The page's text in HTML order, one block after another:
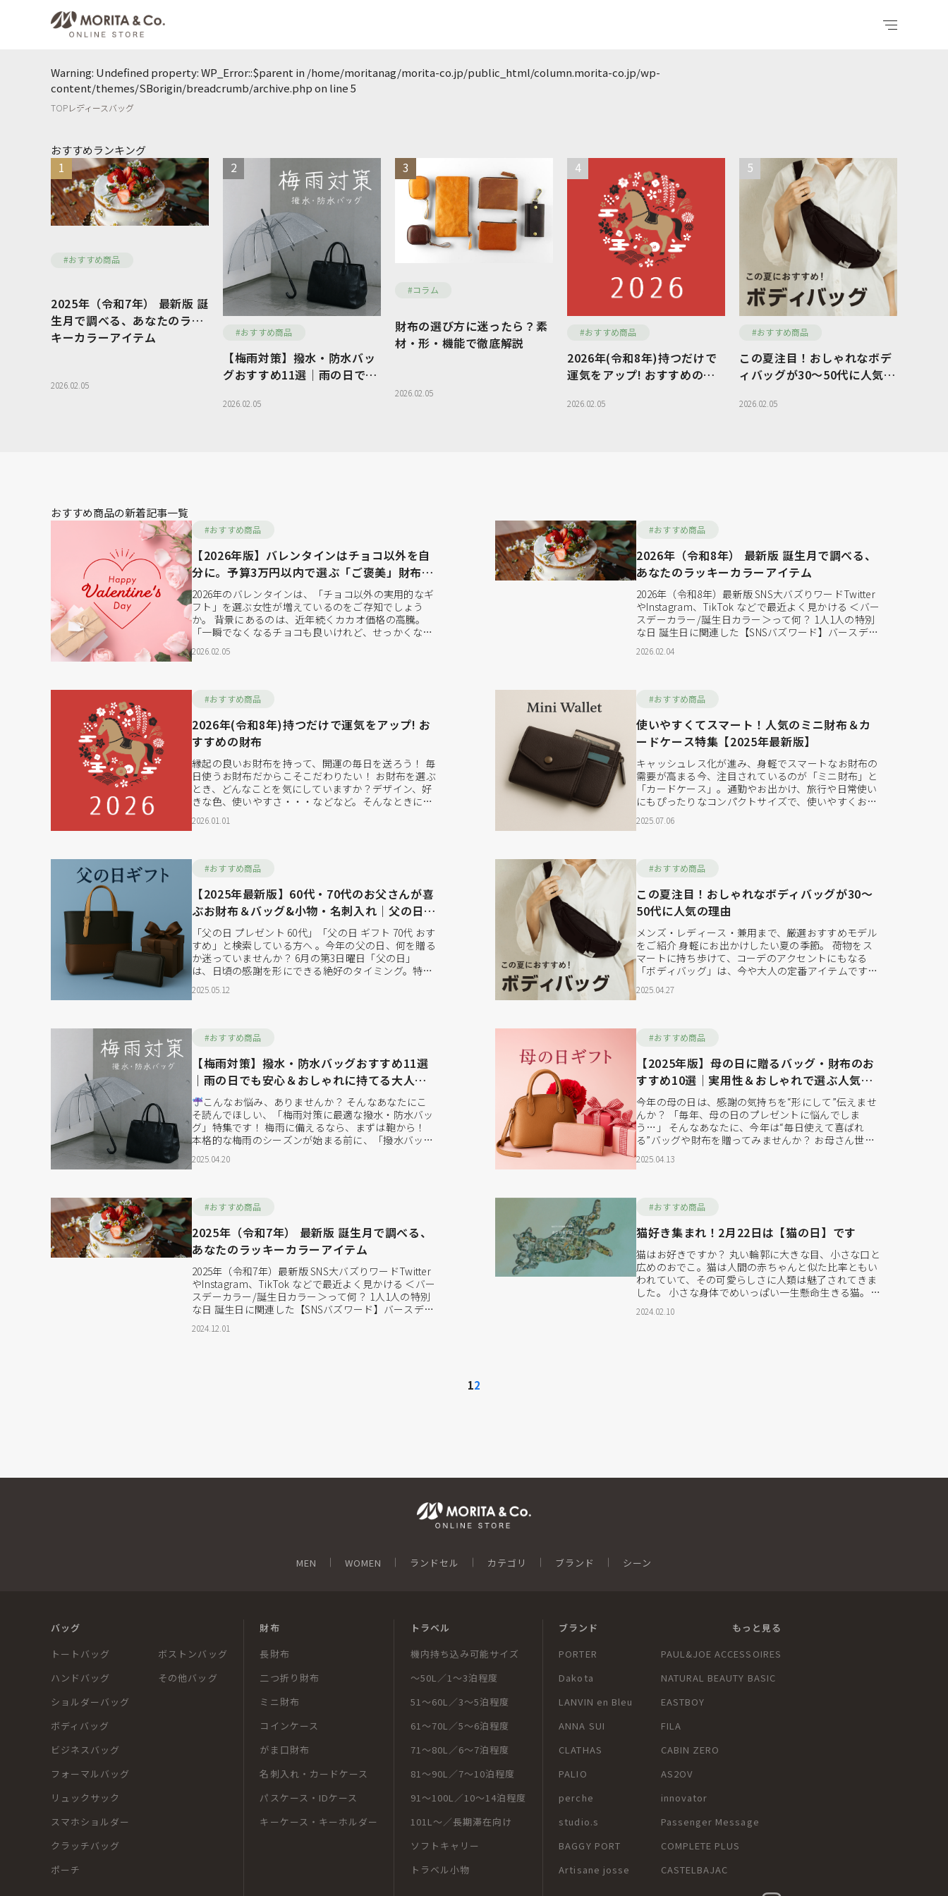
WOMEN MEN OTHERS
ハンドバッグ
ビジネスバッグ フォーマルバッグ
がま口財布 パスケース・IDケース
キーケース・キーホルダー
ブランドから探す
Warning: Undefined property: WP_Error::$parent in /home/moritanag/morita-co.jp/public_html/column.morita-co.jp/wp-
content/themes/SBorigin/breadcrumb/archive.phpon line5
TOPレディースバッグ
おすすめランキング
1
#おすすめ商品
2025年（令和7年） 最新版 誕
生月で調べる、あなたのラッ
キーカラーアイテム
2026.02.05
2
#おすすめ商品
【梅雨対策】撥水・防水バッ
グおすすめ11選｜雨の日でも
バッグ
2026.02.05
3
#コラム
財布の選び方に迷ったら？素
材・形・機能で徹底解説
2026.02.05
4
#おすすめ商品
2026年(令和8年)持つだけで
運気をアップ! おすすめの財
2026.02.05
5
#おすすめ商品
この夏注目！おしゃれなボデ
ィバッグが30〜50代に人気の
2026.02.05
おすすめ商品の新着記事一覧
#おすすめ商品
【2026年版】バレンタインはチョコ以外を自
分に。予算3万円以内で選ぶ「ご褒美」財布＆
バッグ特集
2026年のバレンタインは、「チョコ以外の実用的なギ
フト」を選ぶ女性が増えているのをご存知でしょう
か。 背景にあるのは、近年続くカカオ価格の高騰。
「一瞬でなくなるチョコも良いけれど、せっかくなら
毎日使えるものにお金をかけたい」と考える方が増え
ています。 特に注目されているのが、バッグや財布と
ています。...
2026.02.05
#おすすめ商品
2026年（令和8年） 最新版 誕生月で調べる、
あなたのラッキーカラーアイテム
2026年（令和8年）最新版 SNS大バズりワードTwitter
やInstagram、TikTok などで最近よく見かける ＜バー
スデーカラー/誕生日カラー＞って何？ 1人1人の特別
な日 誕生日に関連した【SNSバズワード】バースデー
カラーについて、調べてみました。 同じ月に生まれた
人は似たところがあるようです。 今回は月ごとに特集
2026.02.04
#おすすめ商品
2026年(令和8年)持つだけで運気をアップ! お
すすめの財布
縁起の良いお財布を持って、開運の毎日を送ろう！ 毎
日使うお財布だからこそこだわりたい！ お財布を選ぶ
とき、どんなことを気にしていますか？デザイン、好
きな色、使いやすさ・・・などなど。そんなときに運
気が上がる色にも注目すると、さらに幸せな毎日を送
れるかもしれません。そこで、今回は運気の上がるお
は？ お...
2026.01.01
#おすすめ商品
使いやすくてスマート！人気のミニ財布＆カ
ードケース特集【2025年最新版】
キャッシュレス化が進み、身軽でスマートなお財布の
需要が高まる今、注目されているのが「ミニ財布」と
「カードケース」。通勤やお出かけ、旅行や日常使い
にもぴったりなコンパクトサイズで、使いやすくおし
ゃれなアイテムが続々と登場しています。 この記事で
は、ミニ財布の魅力や選び方、おすすめのアイテムを
財布の魅力と...
2025.07.06
#おすすめ商品
【2025年最新版】60代・70代のお父さんが喜
ぶお財布＆バッグ&小物・名刺入れ｜父の日ギ
フトおすすめ
「父の日 プレゼント 60代」「父の日 ギフト 70代 おす
すめ」と検索している方へ 。今年の父の日、何を贈る
か迷っていませんか？ 6月の第3日曜日「父の日」
は、日頃の感謝を形にできる絶好のタイミング。特に
60代・70代のお父さんは、健康にも気を遣いながら、
まだまだアクティブに人生を楽しんでいる方も多い世
2025.05.12
#おすすめ商品
この夏注目！おしゃれなボディバッグが30〜
50代に人気の理由
メンズ・レディース・兼用まで、厳選おすすめモデル
をご紹介 身軽にお出かけしたい夏の季節。 荷物をス
マートに持ち歩けて、コーデのアクセントにもなる
「ボディバッグ」は、今や大人の定番アイテムです。
特に近年は、メンズ・レディース問わず30代・40代・
50代の大人世代に人気が急上昇中。カジュアルになり
れで機...
2025.04.27
#おすすめ商品
【梅雨対策】撥水・防水バッグおすすめ11選
｜雨の日でも安心＆おしゃれに持てる大人バ
ッグこんなお悩み、ありませんか？ そんなあなたにこ
そ読んでほしい、「梅雨対策に最適な撥水・防水バッ
グ」特集です！ 梅雨に備えるなら、まずは鞄から！
本格的な梅雨のシーズンが始まる前に、「撥水バッ
グ」や「防水バッグ」をしっかり準備することが大
切。傘だけでは守りきれない大切なバッグ。雨の日で
ど...
2025.04.20
#おすすめ商品
【2025年版】母の日に贈るバッグ・財布のお
すすめ10選｜実用性＆おしゃれで選ぶ人気ギ
フト
今年の母の日は、感謝の気持ちを“形にして”伝えませ
んか？ 「毎年、母の日のプレゼントに悩んでしま
う…」 そんなあなたに、今年は“毎日使えて喜ばれ
る”バッグや財布を贈ってみませんか？ お母さん世代
に人気なのは、軽くて持ちやすいバッグや、使いやす
い長財布・ミニ財布といった“実用性×デザイン性”の
紹介します...
2025.04.13
#おすすめ商品
2025年（令和7年） 最新版 誕生月で調べる、
あなたのラッキーカラーアイテム
2025年（令和7年）最新版 SNS大バズりワードTwitter
やInstagram、TikTok などで最近よく見かける ＜バー
スデーカラー/誕生日カラー＞って何？ 1人1人の特別
な日 誕生日に関連した【SNSバズワード】バースデー
カラーについて、調べてみました。 同じ月に生まれた
人は似たところがあるようです。 今回は月ごとに特集
2024.12.01
#おすすめ商品
猫好き集まれ！2月22日は【猫の日】です
猫はお好きですか？ 丸い輪郭に大きな目、小さな口と
広めのおでこ。猫は人間の赤ちゃんと似た比率ともい
われていて、その可愛らしさに人類は魅了されてきま
した。 小さな身体でめいっぱい一生懸命生きる猫。猫
は、毎日を生きるための癒しと活力を分けてくれるよ
うな存在です。 そんな猫の魅力に包まれたい！ 盛田
2024.02.10
12
MEN WOMEN ランドセル カテゴリ ブランド シーン
バッグ
トートバッグ
ハンドバッグ
ショルダーバッグ
ボディバッグ
ビジネスバッグ
フォーマルバッグ
リュックサック
スマホショルダー
クラッチバッグ
ポーチ
ボストンバッグ
その他バッグ
財布
長財布
二つ折り財布
ミニ財布
コインケース
がま口財布
名刺入れ・カードケース
パスケース・IDケース
キーケース・キーホルダー
トラベル
機内持ち込み可能サイズ
～50L／1～3泊程度
51～60L／3～5泊程度
61～70L／5～6泊程度
71～80L／6～7泊程度
81～90L／7～10泊程度
91～100L／10～14泊程度
101L～／長期滞在向け
ソフトキャリー
トラベル小物
ブランド
PORTER
PAUL&JOE ACCESSOIRES
Dakota
NATURAL BEAUTY BASIC
LANVIN en Bleu
EASTBOY
ANNA SUI
FILA
CLATHAS
CABIN ZERO
PALIO
AS2OV
perche
innovator
studio.s
Passenger Message
BAGGY PORT
COMPLETE PLUS
Artisane josse
CASTELBAJAC
もっと見る